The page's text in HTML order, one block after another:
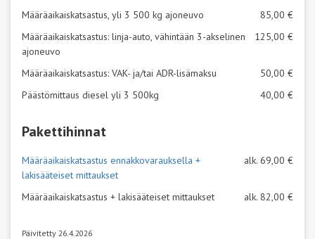
Määräaikaiskatsastus, yli 3 500 kg ajoneuvo
85,00 €
Määräaikaiskatsastus: linja-auto, vähintään 3-akselinen
ajoneuvo
125,00 €
Määräaikaiskatsastus: VAK- ja/tai ADR-lisämaksu
50,00 €
Päästömittaus diesel yli 3 500kg
40,00 €
Pakettihinnat
Määräaikaiskatsastus ennakkovarauksella +
lakisääteiset mittaukset
alk. 69,00 €
Määräaikaiskatsastus + lakisääteiset mittaukset alk. 82,00 €
Päivitetty 26.4.2026